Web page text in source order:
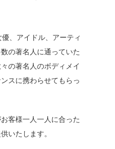
、アイドル、アーティ
の著名人に通っていた
の著名人のボディメイ
スに携わらせてもらっ
客様一人一人に合った
いたします。